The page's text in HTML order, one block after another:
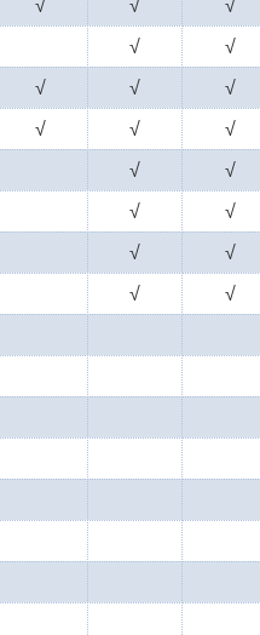
√ √ √
√ √
√ √ √
√ √ √
√ √
√ √
√ √
√ √